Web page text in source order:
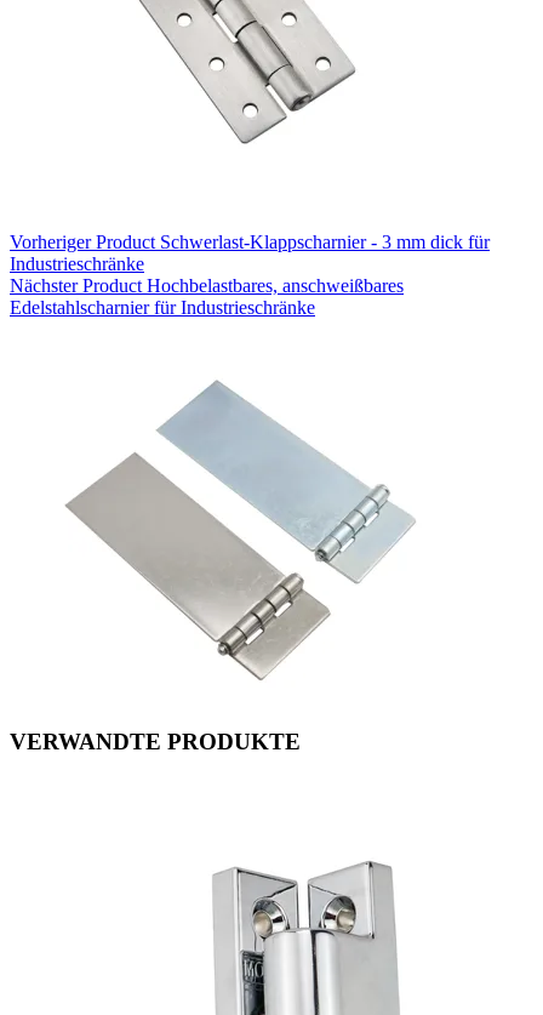
VorherigerProduct Schwerlast-Klappscharnier - 3 mm dick für
Industrieschränke
NächsterProduct Hochbelastbares, anschweißbares
Edelstahlscharnier für Industrieschränke
VERWANDTE PRODUKTE